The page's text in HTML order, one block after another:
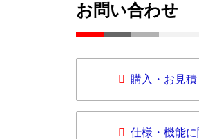
お問い合わせ
購入・お見
仕様・機能